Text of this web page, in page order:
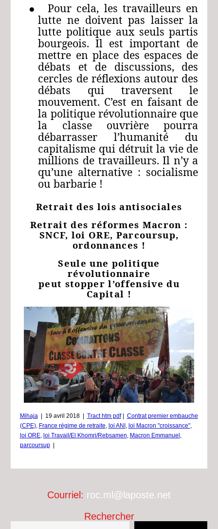
● Pour cela, les travailleurs en
lutte ne doivent pas laisser la
lutte politique aux seuls partis
bourgeois. Il est important de
mettre en place des espaces de
débats et de discussions, des
cercles de réflexions autour des
débats qui traversent le
mouvement. C’est en faisant de
la politique révolutionnaire que
la classe ouvrière pourra
débarrasser l’humanité du
capitalisme qui détruit la vie de
millions de travailleurs. Il n’y a
qu’une alternative : socialisme
ou barbarie !
Retrait des lois antisociales
Retrait des réformes Macron :
SNCF, loi ORE, Parcoursup,
ordonnances !
Seule une politique
révolutionnaire
peut stopper l’offensive du
Capital !
Mihaja 19 avril 2018 Tract htm pdf
Contrat premier embauche
(CPE), France régime de retraite loi ANI loi Macron "croissance",
loi ORE, loi Travail/El Khomri/Rebsamen Macron Emmanuel
parcoursup
Courriel: roc.ml@laposte.net
Rechercher